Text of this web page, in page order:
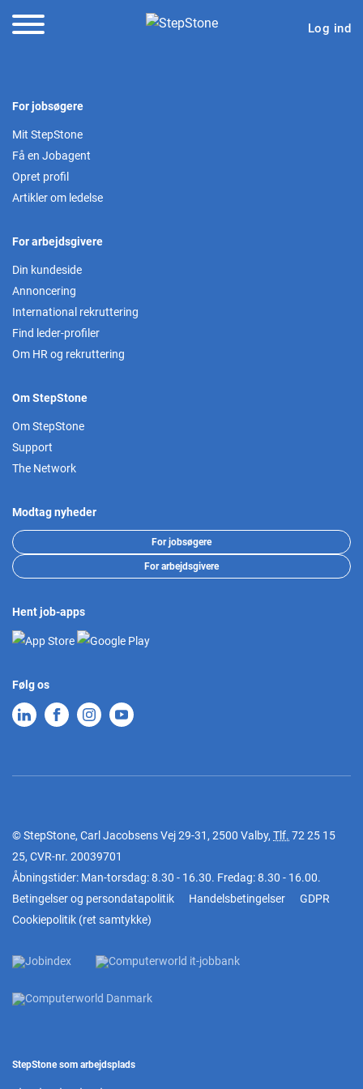
Log ind
For jobsøgere
Mit StepStone
Få en Jobagent
Opret profil
Artikler om ledelse
For arbejdsgivere
Din kundeside
Annoncering
International rekruttering
Find leder-profiler
Om HR og rekruttering
Om StepStone
Om StepStone
Support
The Network
Modtag nyheder
For jobsøgere
For arbejdsgivere
Hent job-apps
Følg os
© StepStone, Carl Jacobsens Vej 29-31, 2500 Valby, Tlf. 72 25 15
25, CVR-nr. 20039701
Åbningstider: Man-torsdag: 8.30 - 16.30. Fredag: 8.30 - 16.00.
Betingelser og persondatapolitik
Handelsbetingelser
GDPR
Cookiepolitik (ret samtykke)
StepStone som arbejdsplads